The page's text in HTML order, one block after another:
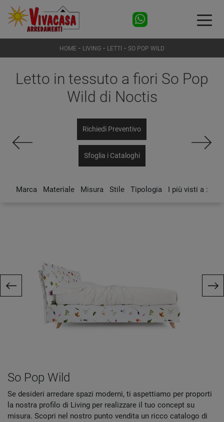
HOME - LIVING - LETTI - SO POP WILD
Letto in tessuto a fiori So Pop
Wild di Noctis
Richiedi Preventivo
Sfoglia i Cataloghi
Marca Materiale Misura Stile Tipologia I più visti a :
So Pop Wild
Se desideri arredare spazi moderni, ti aspettiamo per proporti
la nostra profilo di Living per realizzare il tuo concept su
misura. Scopri nel nostro punto vendita un ricco catalogo di